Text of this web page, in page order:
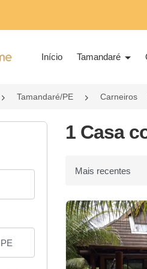
Início Tamandaré
Tamandaré/PE Carneiros
1 Casa
Ordenar por